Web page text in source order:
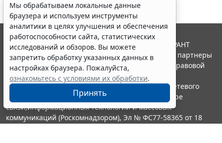
Мы обрабатываем локальные данные
браузера и используем инструменты
аналитики в целях улучшения и обеспечения
работоспособности сайта, статистических
исследований и обзоров. Вы можете
запретить обработку указанных данных в
настройках браузера. Пожалуйста,
ознакомьтесь с условиями их обработки.
Принять
© ООО "НПП "ГАРАНТ-СЕРВИС", 2026. Система ГАРАНТ
выпускается с 1990 года. Компания "Гарант" и ее партнеры
являются участниками Российской ассоциации правовой
информации ГАРАНТ.
Портал ГАРАНТ.РУ зарегистрирован в качестве сетевого
издания Федеральной службой по надзору в сфере
связи,информационных технологий и массовых
коммуникаций (Роскомнадзором), Эл № ФС77-58365 от 18